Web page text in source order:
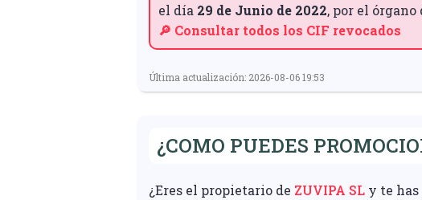
el día 29 de Junio de 2022, por el órgano
🔎 Consultar todos los CIF revocados
Última actualización: 2026-08-06 19:53
¿COMO PUEDES
¿Eres el propietario de ZUVIPA SL y te